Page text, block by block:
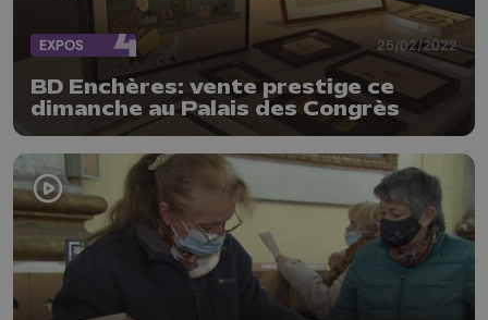
EXPOS 25/02/2022
BD Enchères: vente prestige ce
dimanche au Palais des Congrès